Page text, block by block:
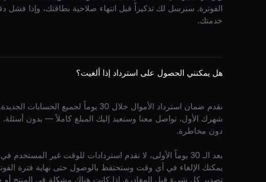
الفوترة. سنرسل لك تذكيراً قبل انتهاء صلاحية بطاقتك، وإذا
خدمتك.
هل يمكنني الحصول على استرداد إذا ألغيت؟
شهرك الأول، تواصل معنا وسنعيد إليك المبلغ كاملاً — بدون
دون مخاطرة.
بعد الـ 30 يوماً الأولى، لا نقدم استردادات للوقت غير
يمكنك الإلغاء في أي وقت وستحتفظ بالوصول حتى نهاية فترة
تصدير كل شيء قبل المغادرة. إذا كانت هناك مشكلة في المنتج